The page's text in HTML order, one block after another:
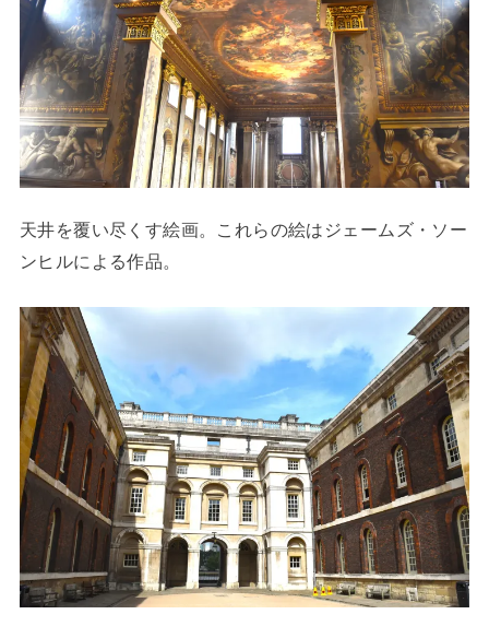
天井を覆い尽くす絵画。これらの絵はジェームズ・ソー
ンヒルによる作品。